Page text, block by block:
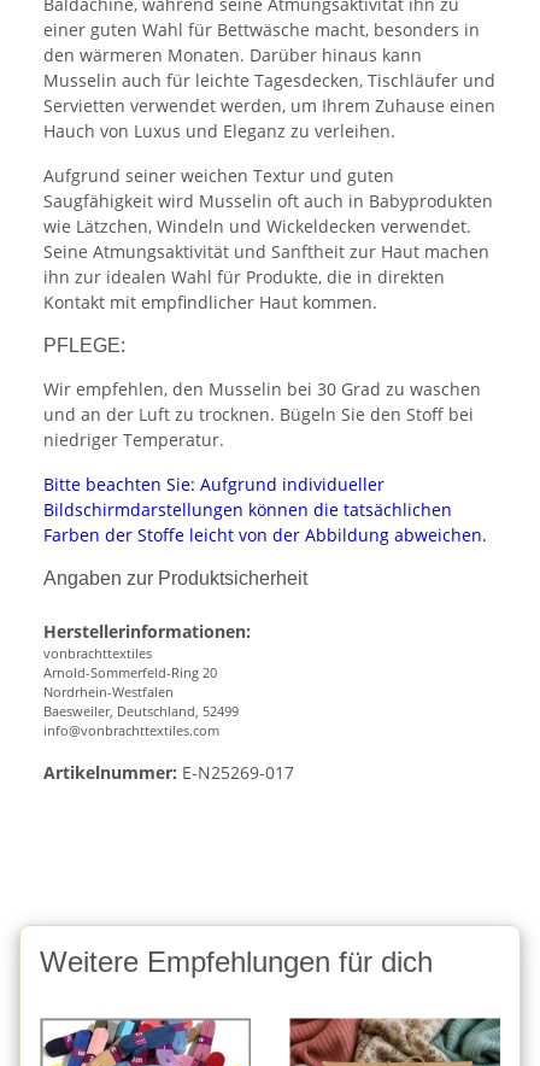
einer guten Wahl für Bettwäsche macht, besonders in
den wärmeren Monaten. Darüber hinaus kann
Musselin auch für leichte Tagesdecken, Tischläufer und
Servietten verwendet werden, um Ihrem Zuhause einen
Hauch von Luxus und Eleganz zu verleihen.
Aufgrund seiner weichen Textur und guten
Saugfähigkeit wird Musselin oft auch in Babyprodukten
wie Lätzchen, Windeln und Wickeldecken verwendet.
Seine Atmungsaktivität und Sanftheit zur Haut machen
ihn zur idealen Wahl für Produkte, die in direkten
Kontakt mit empfindlicher Haut kommen.
PFLEGE:
Wir empfehlen, den Musselin bei 30 Grad zu waschen
und an der Luft zu trocknen. Bügeln Sie den Stoff bei
niedriger Temperatur.
Bitte beachten Sie: Aufgrund individueller
Bildschirmdarstellungen können die tatsächlichen
Farben der Stoffe leicht von der Abbildung abweichen.
Angaben zur Produktsicherheit
Herstellerinformationen:
vonbrachttextiles
Arnold-Sommerfeld-Ring 20
Nordrhein-Westfalen
Baesweiler, Deutschland, 52499
info@vonbrachttextiles.com
Artikelnummer: E-N25269-017
Weitere Empfehlungen für dich